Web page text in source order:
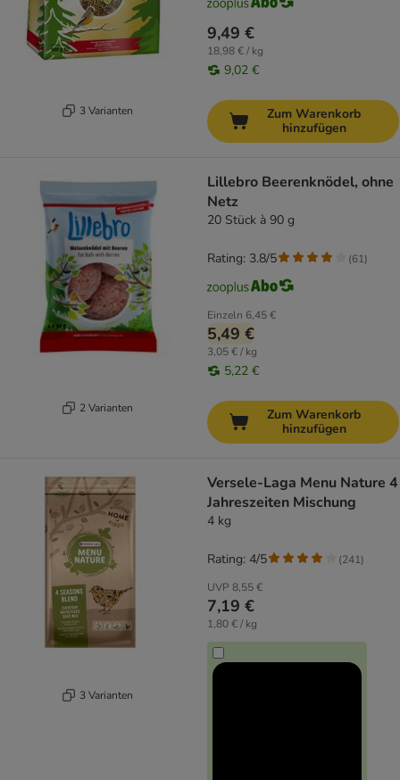
3 Varianten
9,49 €
18,98 € / kg
9,02 €
Zum Warenkorb
hinzufügen
2 Varianten
Lillebro Beerenknödel, ohne
Netz
20 Stück à 90 g
Einzeln 6,45 €
5,49 €
3,05 € / kg
5,22 €
Rating: 3.8/5 (61)
Zum Warenkorb
hinzufügen
3 Varianten
Versele-Laga Menu Nature 4
Jahreszeiten Mischung
4 kg
UVP 8,55 €
7,19 €
1,80 € / kg
Rating: 4/5 (241)